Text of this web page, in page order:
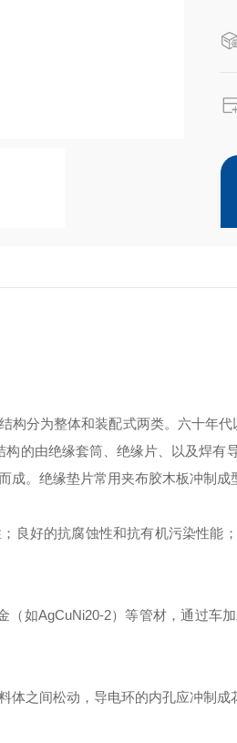
构分为整体和装配式两类。六十年
的由绝缘套筒、绝缘片、以及焊有
。绝缘垫片常用夹布胶木板冲制成
良好的抗腐蚀性和抗有机污染性能
如AgCuNi20-2）等管材，通过车
体之间松动，导电环的内孔应冲制成